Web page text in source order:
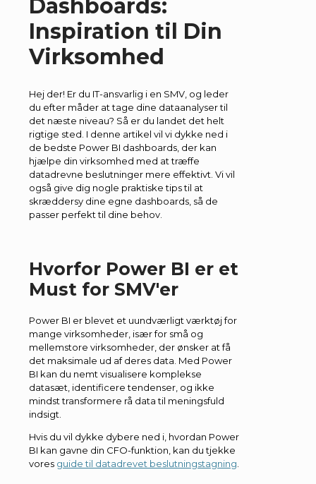
Dashboards:
Inspiration til Din
Virksomhed
Hej der! Er du IT-ansvarlig i en SMV, og leder
du efter måder at tage dine dataanalyser til
det næste niveau? Så er du landet det helt
rigtige sted. I denne artikel vil vi dykke ned i
de bedste Power BI dashboards, der kan
hjælpe din virksomhed med at træffe
datadrevne beslutninger mere effektivt. Vi vil
også give dig nogle praktiske tips til at
skræddersy dine egne dashboards, så de
passer perfekt til dine behov.
Hvorfor Power BI er et
Must for SMV'er
Power BI er blevet et uundværligt værktøj for
mange virksomheder, især for små og
mellemstore virksomheder, der ønsker at få
det maksimale ud af deres data. Med Power
BI kan du nemt visualisere komplekse
datasæt, identificere tendenser, og ikke
mindst transformere rå data til meningsfuld
indsigt.
Hvis du vil dykke dybere ned i, hvordan Power
BI kan gavne din CFO-funktion, kan du tjekke
vores guide til datadrevet beslutningstagning.